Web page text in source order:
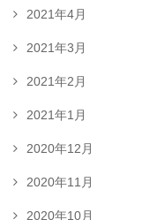
2021年4月
2021年3月
2021年2月
2021年1月
2020年12月
2020年11月
2020年10月